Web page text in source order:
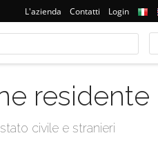
L'azienda Contatti Login
residente
civile e stranieri